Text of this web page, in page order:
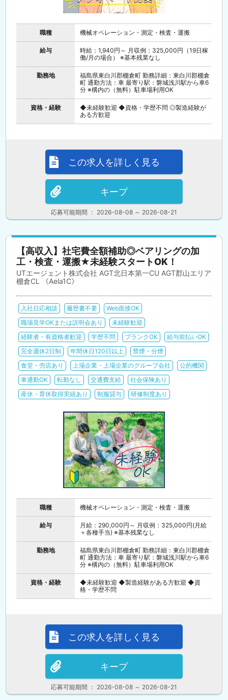
職種 機械オペレーション・測定・検査・運搬
給与
時給：1,940円～ 月収例：325,000円（19日稼
働/月の場合） ※基本残業なし
勤務地
福島県東白川郡棚倉町 勤務詳細：東白川郡棚倉
町 通勤方法：車 最寄り駅：磐城浅川駅から車6
分 ※構内の（無料）駐車場利用OK
資格・経験
◆未経験歓迎 ◆資格・学歴不問 ◎製造経験が
ある方歓迎
応募可能期間 ： 2026-08-08 ～ 2026-08-21
この求人を詳しく見る
キープ
【高収入】社宅費全額補助◎ベアリングの加
工・検査・運搬★未経験スタートOK！
UTエージェント株式会社 AGT北日本第一CU AGT郡山エリア
棚倉CL 《Aela1C》
入社日応相談 履歴書不要
Web面接OK
職場見学OKまたは説明会あり
未経験歓迎
経験者・有資格者歓迎
学歴不問 ブランクOK
給与前払いOK
完全週休2日制
年間休日120日以上
禁煙・分煙
食堂・売店あり
上場企業・上場企業のグループ会社
公的機関
車通勤OK
転勤なし 交通費支給
社会保険あり
産休・育休取得実績あり
制服貸与 研修制度あり
職種 機械オペレーション・測定・検査・運搬
給与
月給：290,000円～ 月収例：325,000円(月給
＋各種手当) ※基本残業なし
勤務地
福島県東白川郡棚倉町 勤務詳細：東白川郡棚倉
町 通勤方法：車 最寄り駅：磐城浅川駅から車6
分 ※構内の（無料）駐車場利用OK
資格・経験
◆未経験歓迎 ◆製造経験がある方歓迎 ◆資
格・学歴不問
応募可能期間 ： 2026-08-08 ～ 2026-08-21
この求人を詳しく見る
キープ